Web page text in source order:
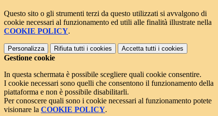
Questo sito o gli strumenti terzi da questo utilizzati si avvalgono di
cookie necessari al funzionamento ed utili alle finalità illustrate nella
COOKIE POLICY.
Personalizza Rifiuta tutti i cookies Accetta tutti i cookies
Gestione cookie
In questa schermata è possibile scegliere quali cookie consentire.
I cookie necessari sono quelli che consentono il funzionamento della
piattaforma e non è possibile disabilitarli.
Per conoscere quali sono i cookie necessari al funzionamento potete
visionare la COOKIE POLICY.